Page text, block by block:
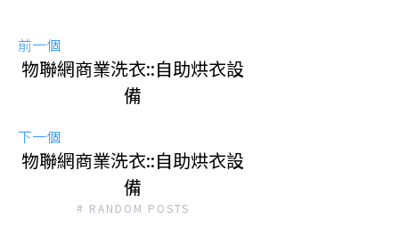
前一個
物聯網商業洗衣::自助烘衣設
備
下一個
物聯網商業洗衣::自助烘衣設
備
# RANDOM POSTS